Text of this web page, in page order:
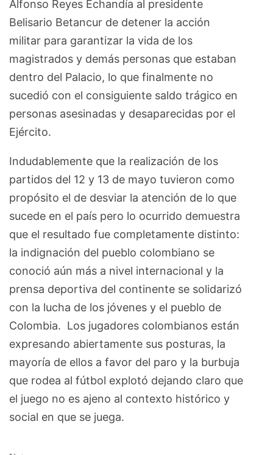
Alfonso Reyes Echandía al presidente
Belisario Betancur de detener la acción
militar para garantizar la vida de los
magistrados y demás personas que estaban
dentro del Palacio, lo que finalmente no
sucedió con el consiguiente saldo trágico en
personas asesinadas y desaparecidas por el
Ejército.
Indudablemente que la realización de los
partidos del 12 y 13 de mayo tuvieron como
propósito el de desviar la atención de lo que
sucede en el país pero lo ocurrido demuestra
que el resultado fue completamente distinto:
la indignación del pueblo colombiano se
conoció aún más a nivel internacional y la
prensa deportiva del continente se solidarizó
con la lucha de los jóvenes y el pueblo de
Colombia. Los jugadores colombianos están
expresando abiertamente sus posturas, la
mayoría de ellos a favor del paro y la burbuja
que rodea al fútbol explotó dejando claro que
el juego no es ajeno al contexto histórico y
social en que se juega.